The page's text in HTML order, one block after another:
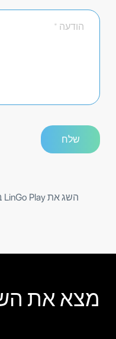
השג את LinGo Play ב
מצא את